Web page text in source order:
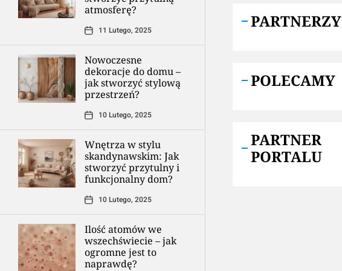
atmosferę?
11 Lutego, 2025
Nowoczesne
dekoracje do domu –
jak stworzyć stylową
przestrzeń?
10 Lutego, 2025
Wnętrza w stylu
skandynawskim: Jak
stworzyć przytulny i
funkcjonalny dom?
10 Lutego, 2025
Ilość atomów we
wszechświecie – jak
ogromne jest to
naprawdę?
PARTNERZY
POLECAMY
PARTNER
PORTALU